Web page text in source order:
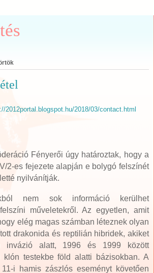
2012portal.blogspot.hu/2018/03/contact.html
Fényerői úgy határoztak, hogy a
2-es fejezete alapján e bolygó felszínét
nyilvánítják.
nem sok információ kerülhet
műveletekről. Az egyetlen, amit
elég magas számban léteznek olyan
drakonida és reptilián hibridek, akiket
invázió alatt, 1996 és 1999 között
klón testekbe föld alatti bázisokban. A
i hamis zászlós eseményt követően